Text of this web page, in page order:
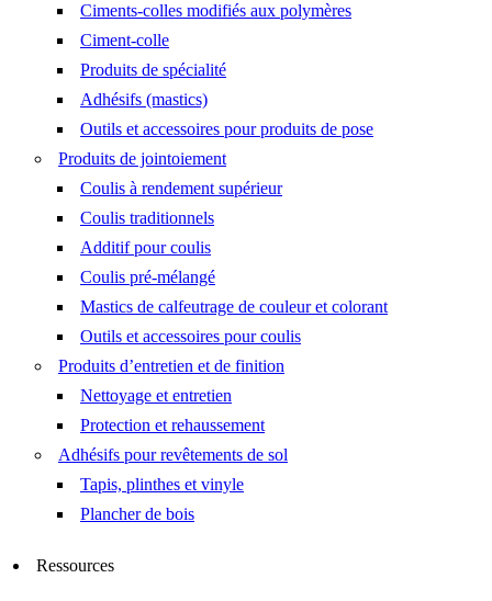
Ciments-colles modifiés aux polymères
Ciment-colle
Produits de spécialité
Adhésifs (mastics)
Outils et accessoires pour produits de pose
Produits de jointoiement
Coulis à rendement supérieur
Coulis traditionnels
Additif pour coulis
Coulis pré-mélangé
Mastics de calfeutrage de couleur et colorant
Outils et accessoires pour coulis
Produits d’entretien et de finition
Nettoyage et entretien
Protection et rehaussement
Adhésifs pour revêtements de sol
Tapis, plinthes et vinyle
Plancher de bois
Ressources